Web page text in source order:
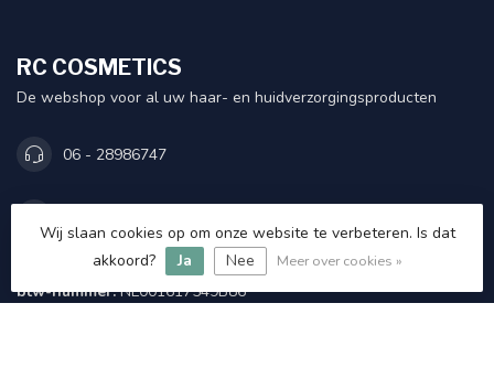
RC COSMETICS
De webshop voor al uw haar- en huidverzorgingsproducten
06 - 28986747
KVK nummer:52742008
btw-nummer:NL001617549B86
Wij slaan cookies op om onze website te verbeteren. Is dat
akkoord?
Ja Nee Meer over cookies »